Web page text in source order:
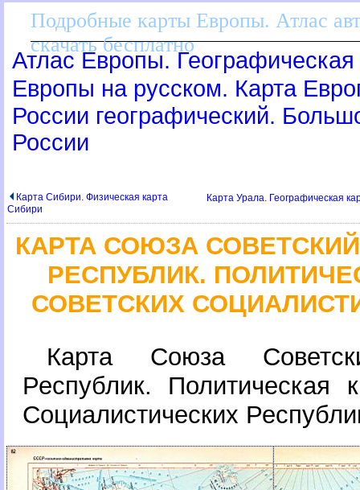
Подробные карты Европы. Атлас
скачать бесплатно
Атлас Европы. Географическая
Европы на русском. Карта
России географический.
России
Карта Сибири. Физическая карта
Сибири
Карта Урала. Географическая
КАРТА СОЮЗА
РЕСПУБЛИК.
СОВЕТСКИХ
Карта Союза
Республик. Политическая
Социалистических